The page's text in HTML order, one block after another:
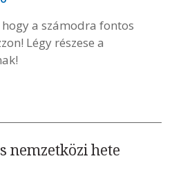
hogy a számodra fontos
Légy részese a
nemzetközi hete